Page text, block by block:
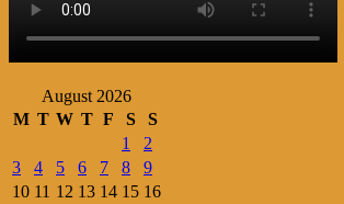
August 2026
M T W T F S
S
1
2
3
4 5 6 7 8
9
10 11 12 13 14 15 16